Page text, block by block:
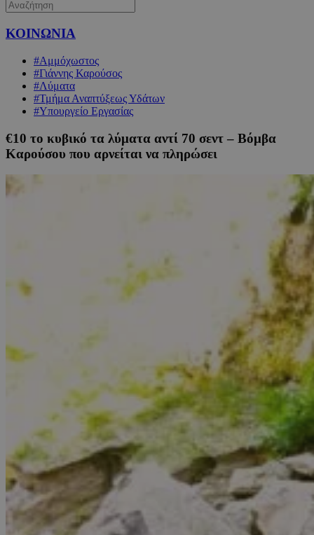
ΚΟΙΝΩΝΙΑ
#Αμμόχωστος
#Γιάννης Καρούσος
#Λύματα
#Τμήμα Αναπτύξεως Υδάτων
#Υπουργείο Εργασίας
€10 το κυβικό τα λύματα αντί 70 σεντ – Βόμβα
Καρούσου που αρνείται να πληρώσει